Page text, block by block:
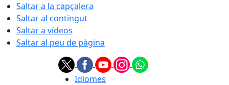
Saltar a la capçalera
Saltar al contingut
Saltar a vídeos
Saltar al peu de pàgina
Idiomes